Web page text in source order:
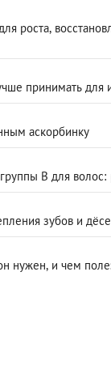
роста,
принимать для
аскорбинку
группы В для
зубов и
нужен, и чем